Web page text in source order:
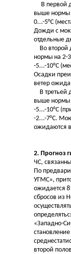
В первой
выше нормы
0...-5°С
Дожди с
отдельные
Во второй
нормы на 2-
-5...-10°С
Осадки
ветер
В третьей
выше нормы
-5...-10°С
-2...-7°С.
ожидаются
2. Прогноз
ЧС,
По
УГМС»,
ожидается
сбросов из
«Западно-
второй